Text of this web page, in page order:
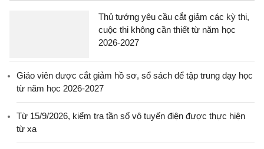
Thủ tướng yêu cầu cắt giảm các kỳ thi,
cuộc thi không cần thiết từ năm học
2026-2027
Giáo viên được cắt giảm hồ sơ, sổ sách để tập trung dạy học
từ năm học 2026-2027
Từ 15/9/2026, kiểm tra tần số vô tuyến điện được thực hiện
từ xa